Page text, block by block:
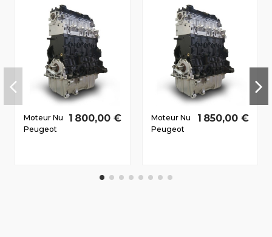
Moteur Nu
Peugeot
1 800,00 €
Moteur Nu
Peugeot
100/136 CV
1 850,00 €